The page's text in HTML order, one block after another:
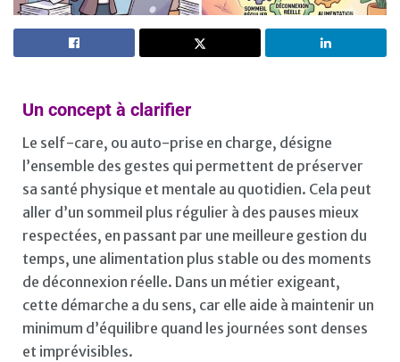
Un concept à clarifier
Le self-care, ou auto-prise en charge, désigne
l’ensemble des gestes qui permettent de préserver
sa santé physique et mentale au quotidien. Cela peut
aller d’un sommeil plus régulier à des pauses mieux
respectées, en passant par une meilleure gestion du
temps, une alimentation plus stable ou des moments
de déconnexion réelle. Dans un métier exigeant,
cette démarche a du sens, car elle aide à maintenir un
minimum d’équilibre quand les journées sont denses
et imprévisibles.